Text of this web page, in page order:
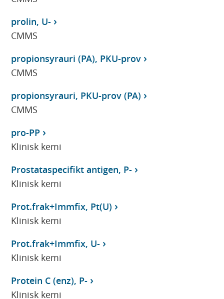
prolin, U-
CMMS
propionsyrauri (PA), PKU-prov
CMMS
propionsyrauri, PKU-prov (PA)
CMMS
pro-PP
Klinisk kemi
Prostataspecifikt antigen, P-
Klinisk kemi
Prot.frak+Immfix, Pt(U)
Klinisk kemi
Prot.frak+Immfix, U-
Klinisk kemi
Protein C (enz), P-
Klinisk kemi